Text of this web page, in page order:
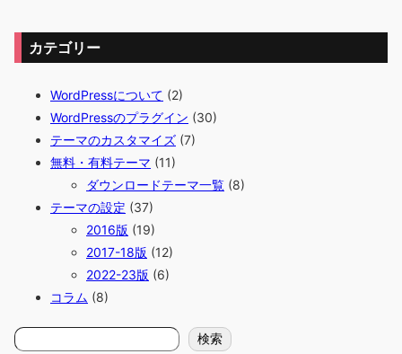
カテゴリー
WordPressについて (2)
WordPressのプラグイン (30)
テーマのカスタマイズ (7)
無料・有料テーマ (11)
ダウンロードテーマ一覧 (8)
テーマの設定 (37)
2016版 (19)
2017-18版 (12)
2022-23版 (6)
コラム (8)
検
索
検索